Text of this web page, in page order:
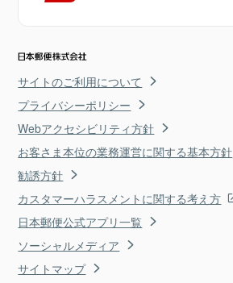
サイトのご利用について
プライバシーポリシー
Webアクセシビリティ方針
お客さま本位の業務運営に関する基本方針
勧誘方針
カスタマーハラスメントに関する考え方
日本郵便公式アプリ一覧
ソーシャルメディア
サイトマップ